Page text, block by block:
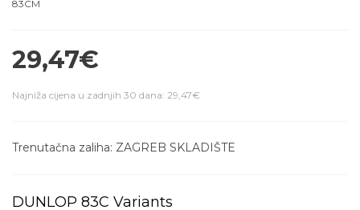
83CM
29,47€
Najniža cijena u zadnjih 30 dana: 29,47€
Trenutačna zaliha: ZAGREB SKLADIŠTE
DUNLOP 83C Variants